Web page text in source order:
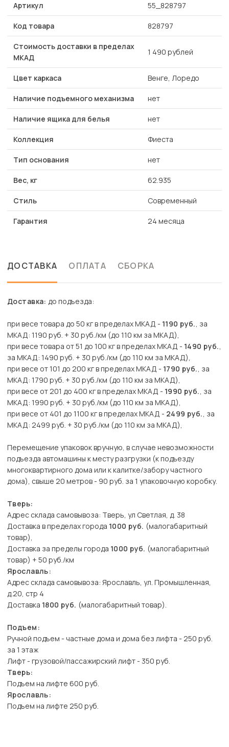
Артикул 55_828797
Код товара 828797
Стоимость доставки в пределах
МКАД
1 490 рублей
Цвет каркаса Венге, Лоредо
Наличие подъемного механизма нет
Наличие ящика для белья нет
Коллекция Фиеста
Тип основания нет
Вес, кг 62.935
Стиль Современный
Гарантия 24 месяца
ДОСТАВКА ОПЛАТА СБОРКА
Доставка: до подъезда:
при весе товара до 50 кг в пределах МКАД - 1190 руб., за
МКАД: 1190 руб. + 30 руб./км (до 110 км за МКАД),
при весе товара от 51 до 100 кг в пределах МКАД - 1490 руб.,
за МКАД: 1490 руб. + 30 руб./км (до 110 км за МКАД),
при весе от 101 до 200 кг в пределах МКАД - 1790 руб., за
МКАД: 1790 руб. + 30 руб./км (до 110 км за МКАД),
при весе от 201 до 400 кг в пределах МКАД - 1990 руб., за
МКАД: 1990 руб. + 30 руб./км (до 110 км за МКАД),
при весе от 401 до 1100 кг в пределах МКАД - 2499 руб., за
МКАД: 2499 руб. + 30 руб./км (до 110 км за МКАД),
Перемещение упаковок вручную, в случае невозможности
подъезда автомашины к месту разгрузки (к подъезду
многоквартирного дома или к калитке/забору частного
дома), свыше 20 метров - 90 руб. за 1 упаковочную коробку.
Тверь:
Адрес склада самовывоза: Тверь, ул Светлая, д. 38
Доставка в пределах города 1000 руб. (малогабаритный
товар),
Доставка за пределы города 1000 руб. (малогабаритный
товар) + 50 руб./км
Ярославль:
Адрес склада самовывоза: Ярославль, ул. Промышленная,
д.20, стр 4
Доставка 1800 руб. (малогабаритный товар).
Подъем:
Ручной подъем - частные дома и дома без лифта - 250 руб.
за 1 этаж
Лифт - грузовой/пассажирский лифт - 350 руб.
Тверь:
Подъем на лифте 600 руб.
Ярославль:
Подъем на лифте 250 руб.